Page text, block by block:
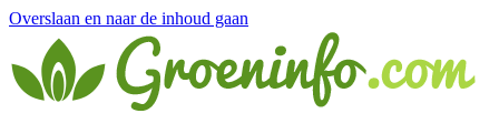
Overslaan en naar de inhoud gaan